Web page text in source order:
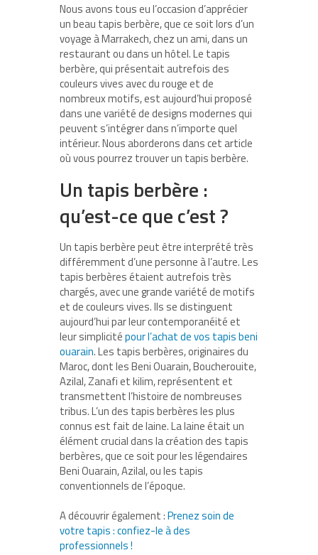
Nous avons tous eu l’occasion d’apprécier
un beau tapis berbère, que ce soit lors d’un
voyage à Marrakech, chez un ami, dans un
restaurant ou dans un hôtel. Le tapis
berbère, qui présentait autrefois des
couleurs vives avec du rouge et de
nombreux motifs, est aujourd’hui proposé
dans une variété de designs modernes qui
peuvent s’intégrer dans n’importe quel
intérieur. Nous aborderons dans cet article
où vous pourrez trouver un tapis berbère.
Un tapis berbère :
qu’est-ce que c’est ?
Un tapis berbère peut être interprété très
différemment d’une personne à l’autre. Les
tapis berbères étaient autrefois très
chargés, avec une grande variété de motifs
et de couleurs vives. Ils se distinguent
aujourd’hui par leur contemporanéité et
leur simplicitépour l’achat de vos tapis beni
ouarain. Les tapis berbères, originaires du
Maroc, dont les Beni Ouarain, Boucherouite,
Azilal, Zanafi et kilim, représentent et
transmettent l’histoire de nombreuses
tribus. L’un des tapis berbères les plus
connus est fait de laine. La laine était un
élément crucial dans la création des tapis
berbères, que ce soit pour les légendaires
Beni Ouarain, Azilal, ou les tapis
conventionnels de l’époque.
A découvrir également :Prenez soin de
votre tapis : confiez-le à des
professionnels !